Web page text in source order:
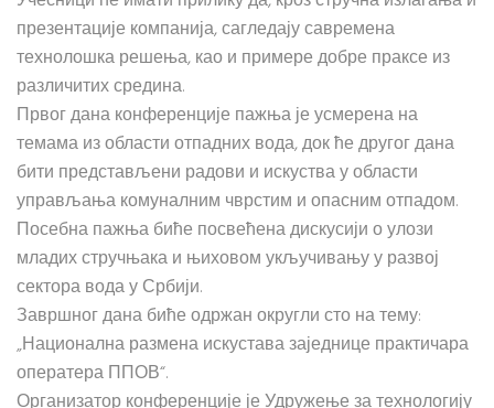
презентације компанија, сагледају савремена
технолошка решења, као и примере добре праксе из
различитих средина.
Првог дана конференције пажња је усмерена на
темама из области отпадних вода, док ће другог дана
бити представљени радови и искуства у области
управљања комуналним чврстим и опасним отпадом.
Посебна пажња биће посвећена дискусији о улози
младих стручњака и њиховом укључивању у развој
сектора вода у Србији.
Завршног дана биће одржан округли сто на тему:
„Национална размена искустава заједнице практичара
оператера ППОВ“.
Организатор конференције је Удружење за технологију